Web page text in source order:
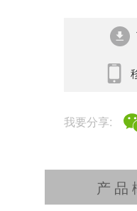
我要分享:
产品